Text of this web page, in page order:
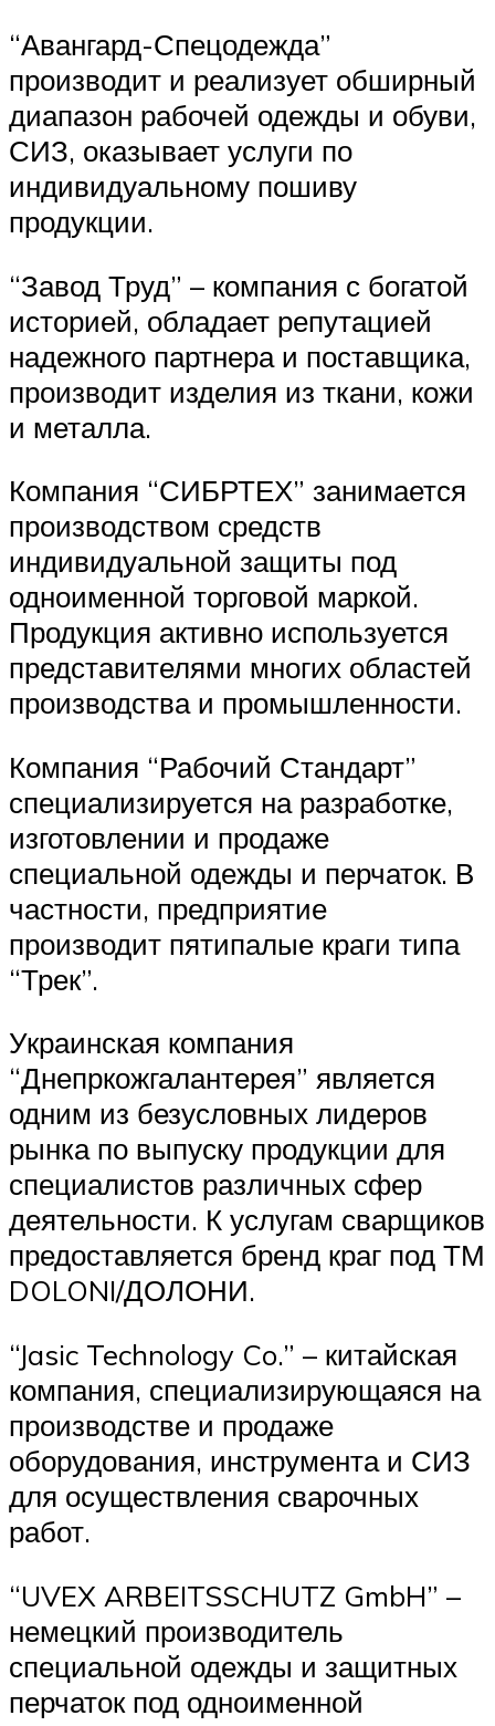
“Авангард-Спецодежда”
производит и реализует обширный
диапазон рабочей одежды и обуви,
СИЗ, оказывает услуги по
индивидуальному пошиву
продукции.
“Завод Труд” – компания с богатой
историей, обладает репутацией
надежного партнера и поставщика,
производит изделия из ткани, кожи
и металла.
Компания “СИБРТЕХ” занимается
производством средств
индивидуальной защиты под
одноименной торговой маркой.
Продукция активно используется
представителями многих областей
производства и промышленности.
Компания “Рабочий Стандарт”
специализируется на разработке,
изготовлении и продаже
специальной одежды и перчаток. В
частности, предприятие
производит пятипалые краги типа
“Трек”.
Украинская компания
“Днепркожгалантерея” является
одним из безусловных лидеров
рынка по выпуску продукции для
специалистов различных сфер
деятельности. К услугам сварщиков
предоставляется бренд краг под ТМ
DOLONI/ДОЛОНИ.
“Jasic Technology Co.” – китайская
компания, специализирующаяся на
производстве и продаже
оборудования, инструмента и СИЗ
для осуществления сварочных
работ.
“UVEX ARBEITSSCHUTZ GmbH” –
немецкий производитель
специальной одежды и защитных
перчаток под одноименной